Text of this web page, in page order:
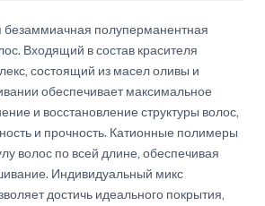
полуперманентная
Входящий в состав красителя
состоящий из масел оливы и
обеспечивает максимальное
и восстановление структуры волос,
и прочность. Катионные полимеры
волос по всей длине, обеспечивая
Индивидуальный микс
достичь идеального покрытия,